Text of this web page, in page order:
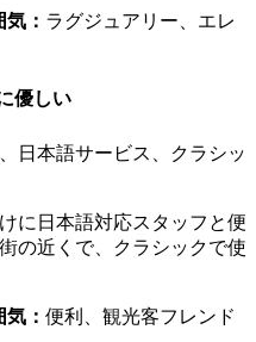
： ラグジュアリー、エレ
優しい
日本語サービス、クラシッ
に日本語対応スタッフと便
の近くで、クラシックで使
： 便利、観光客フレンド